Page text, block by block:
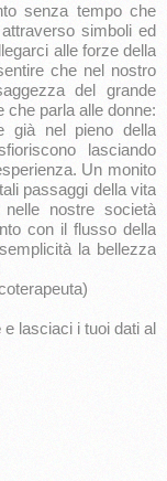
senza tempo che
simboli ed
alle forze della
che nel nostro
del grande
parla alle donne:
già nel pieno della
lasciando
Un monito
passaggi della vita
nostre società
con il flusso della
la bellezza
e lasciaci i tuoi dati al